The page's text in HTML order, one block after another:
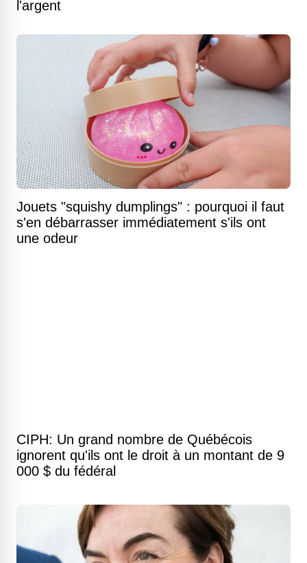
l'argent
Jouets "squishy dumplings" : pourquoi il faut
s'en débarrasser immédiatement s'ils ont
une odeur
CIPH: Un grand nombre de Québécois
ignorent qu'ils ont le droit à un montant de 9
000 $ du fédéral